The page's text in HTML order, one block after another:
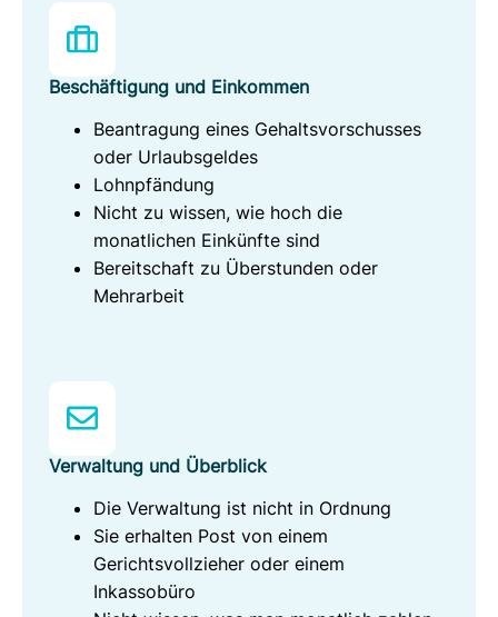
Beschäftigung und Einkommen
Beantragung eines Gehaltsvorschusses
oder Urlaubsgeldes
Lohnpfändung
Nicht zu wissen, wie hoch die
monatlichen Einkünfte sind
Bereitschaft zu Überstunden oder
Mehrarbeit
Verwaltung und Überblick
Die Verwaltung ist nicht in Ordnung
Sie erhalten Post von einem
Gerichtsvollzieher oder einem
Inkassobüro